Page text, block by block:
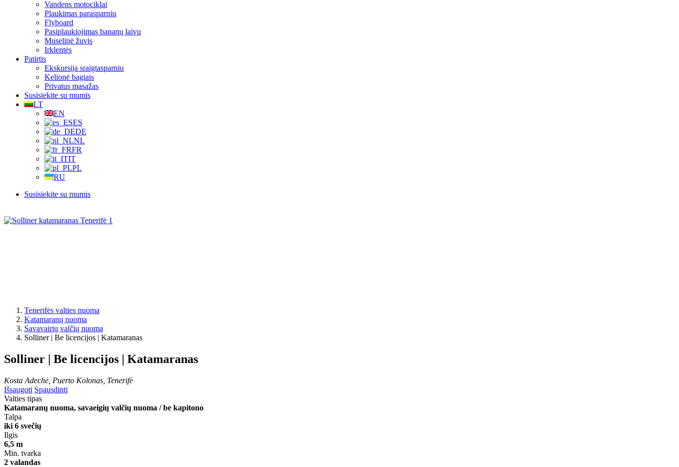
Vandens motociklai
Plaukimas parasparniu
Flyboard
Pasiplaukiojimas bananų laivu
Muselinė žuvis
Irklentės
Patirtis
Ekskursija sraigtasparniu
Kelionė bagiais
Privatus masažas
Susisiekite su mumis
LT
EN
ES
DE
NL
FR
IT
PL
RU
Susisiekite su mumis
Tenerifės valties nuoma
Katamaranų nuoma
Savavairių valčių nuoma
Solliner | Be licencijos | Katamaranas
Solliner | Be licencijos | Katamaranas
Kosta Adechė, Puerto Kolonas, Tenerifė
Išsaugoti Spausdinti
Valties tipas
Katamaranų nuoma, savaeigių valčių nuoma / be kapitono
Talpa
iki 6 svečių
Ilgis
6,5 m
Min. tvarka
2 valandas